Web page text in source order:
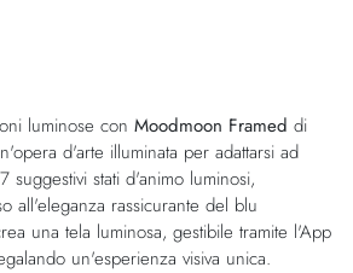
luminose con Moodmoon Framed di
d'arte illuminata per adattarsi ad
suggestivi stati d'animo luminosi,
all'eleganza rassicurante del blu
una tela luminosa, gestibile tramite l'App
un'esperienza visiva unica.